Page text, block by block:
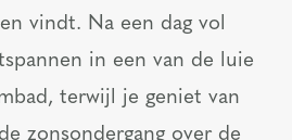
vindt. Na een dag vol
in een van de luie
terwijl je geniet van
zonsondergang over de